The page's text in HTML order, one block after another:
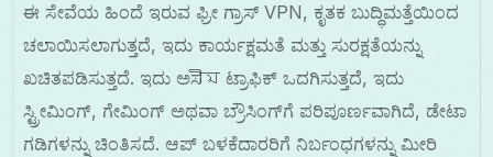
ಈ ಸೇವೆಯ ಹಿಂದೆ ಇರುವ ಫ್ರೀ ಗ್ರಾಸ್ VPN, ಕೃತಕ ಬುದ್ಧಿಮತ್ತೆಯಿಂದ
ಚಲಾಯಿಸಲಾಗುತ್ತದೆ, ಇದು ಕಾರ್ಯಕ್ಷಮತೆ ಮತ್ತು ಸುರಕ್ಷತೆಯನ್ನು
ಖಚಿತಪಡಿಸುತ್ತದೆ. ಇದು ಅಸীম ಟ್ರಾಫಿಕ್ ಒದಗಿಸುತ್ತದೆ, ಇದು
ಸ್ಟ್ರೀಮಿಂಗ್, ಗೇಮಿಂಗ್ ಅಥವಾ ಬ್ರೌಸಿಂಗ್‌ಗೆ ಪರಿಪೂರ್ಣವಾಗಿದೆ, ಡೇಟಾ
ಗಡಿಗಳನ್ನು ಚಿಂತಿಸದೆ. ಆಪ್ ಬಳಕೆದಾರರಿಗೆ ನಿರ್ಬಂಧಗಳನ್ನು ಮೀರಿ